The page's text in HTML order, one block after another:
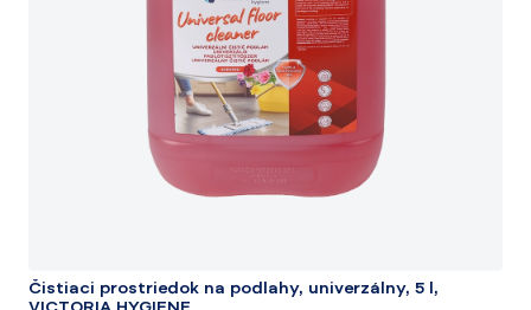
Čistiaci prostriedok na podlahy, univerzálny, 5 l,